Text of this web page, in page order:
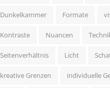
Dunkelkammer Formate
Kontraste Nuancen
Seitenverhältnis Licht
kreative Grenzen individuelle